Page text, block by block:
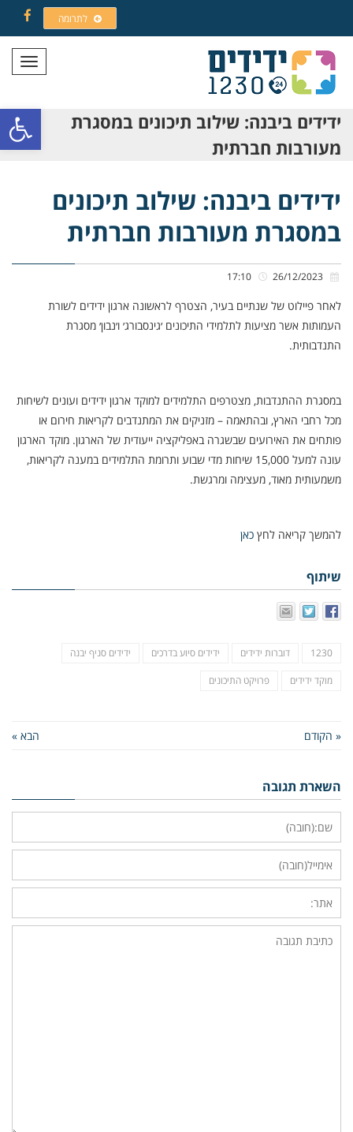
פתח
לתרומה
תפריט
ידידים ביבנה: שילוב תיכונים במסגרת
מעורבות חברתית
ידידים ביבנה: שילוב תיכונים
במסגרת מעורבות חברתית
לאחר פיילוט של שנתיים בעיר, הצטרף לראשונה ארגון ידידים לשורת
העמותות אשר מציעות לתלמידי התיכונים ׳גינסבורג׳ ו׳נבון׳ מסגרת
התנדבותית.
במסגרת ההתנדבות, מצטרפים התלמידים למוקד ארגון ידידים ועונים לשיחות
מכל רחבי הארץ, ובהתאמה – מזניקים את המתנדבים לקריאות חירום או
פותחים את האירועים שבשגרה באפליקציה ייעודית של הארגון. מוקד הארגון
עונה למעל 15,000 שיחות מדי שבוע ותרומת התלמידים במענה לקריאות,
משמעותית מאוד, מעצימה ומרגשת.
להמשך קריאה לחץ כאן
שיתוף
1230 דוברות ידידים ידידים סיוע בדרכים ידידים סניף יבנה
מוקד ידידים פרויקט התיכונים
« הקודם הבא »
השארת תגובה